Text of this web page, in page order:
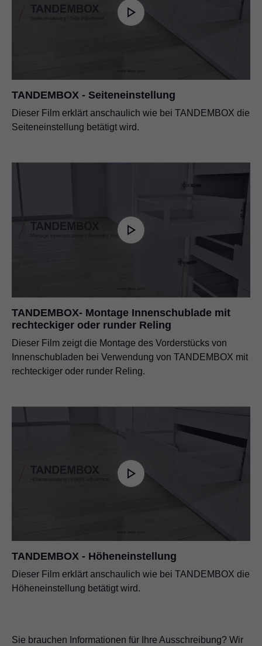
TANDEMBOX - Seiteneinstellung
Dieser Film erklärt anschaulich wie bei TANDEMBOX die
Seiteneinstellung betätigt wird.
TANDEMBOX- Montage Innenschublade mit
rechteckiger oder runder Reling
Dieser Film zeigt die Montage des Vorderstücks von
Innenschubladen bei Verwendung von TANDEMBOX mit
rechteckiger oder runder Reling.
TANDEMBOX - Höheneinstellung
Dieser Film erklärt anschaulich wie bei TANDEMBOX die
Höheneinstellung betätigt wird.
Sie brauchen Informationen für Ihre Ausschreibung? Wir